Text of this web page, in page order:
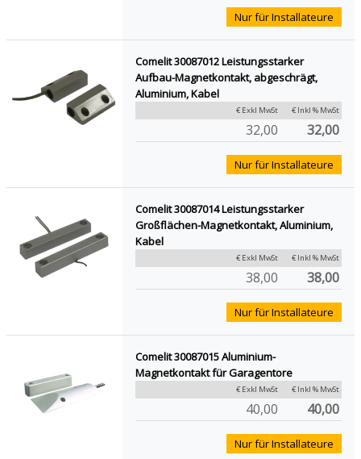
Nur für Installateure
Comelit 30087012 Leistungsstarker
Aufbau-Magnetkontakt, abgeschrägt,
Aluminium, Kabel
€ Exkl MwSt € Inkl % MwSt
32,00 32,00
Nur für Installateure
Comelit 30087014 Leistungsstarker
Großflächen-Magnetkontakt, Aluminium,
Kabel
€ Exkl MwSt € Inkl % MwSt
38,00 38,00
Nur für Installateure
Comelit 30087015 Aluminium-
Magnetkontakt für Garagentore
€ Exkl MwSt € Inkl % MwSt
40,00 40,00
Nur für Installateure